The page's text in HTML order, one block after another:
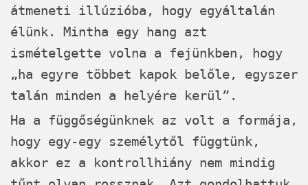
átmeneti illúzióba, hogy egyáltalán
élünk. Mintha egy hang azt
ismételgette volna a fejünkben, hogy
„ha egyre többet kapok belőle, egyszer
talán minden a helyére kerül”.
Ha a függőségünknek az volt a formája,
hogy egy-egy személytől függtünk,
akkor ez a kontrollhiány nem mindig